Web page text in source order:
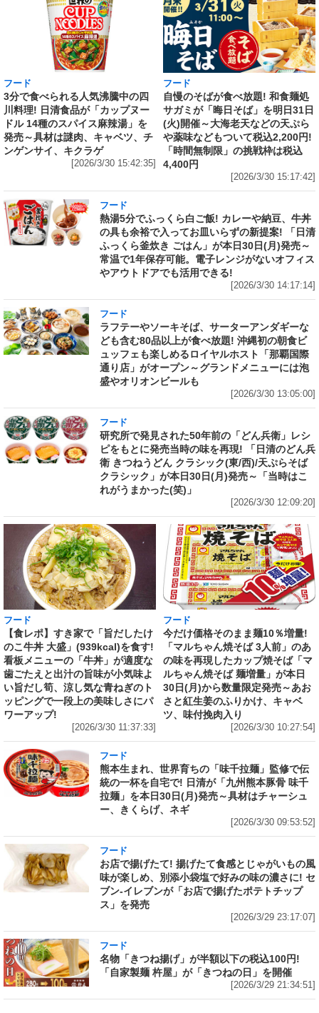
フード
3分で食べられる人気沸騰中の四
川料理! 日清食品が「カップヌー
ドル 14種のスパイス麻辣湯」を
発売～具材は謎肉、キャベツ、チ
ンゲンサイ、キクラゲ
[2026/3/30 15:42:35]
フード
自慢のそばが食べ放題! 和食麺処
サガミが「晦日そば」を明日31日
(火)開催～大海老天などの天ぷら
や薬味などもついて税込2,200円!
「時間無制限」の挑戦枠は税込
4,400円
[2026/3/30 15:17:42]
フード
熱湯5分でふっくら白ご飯! カレーや納豆、牛丼
の具も余裕で入ってお皿いらずの新提案! 「日清
ふっくら釜炊き ごはん」が本日30日(月)発売～
常温で1年保存可能。電子レンジがないオフィス
やアウトドアでも活用できる!
[2026/3/30 14:17:14]
フード
ラフテーやソーキそば、サーターアンダギーな
ども含む80品以上が食べ放題! 沖縄初の朝食ビ
ュッフェも楽しめるロイヤルホスト「那覇国際
通り店」がオープン～グランドメニューには泡
盛やオリオンビールも
[2026/3/30 13:05:00]
フード
研究所で発見された50年前の「どん兵衛」レシ
ピをもとに発売当時の味を再現! 「日清のどん兵
衛 きつねうどん クラシック(東/西)/天ぷらそば
クラシック」が本日30日(月)発売～「当時はこ
れがうまかった(笑)」
[2026/3/30 12:09:20]
フード
【食レポ】すき家で「旨だしたけ
のこ牛丼 大盛」(939kcal)を食す!
看板メニューの「牛丼」が適度な
歯ごたえと出汁の旨味が小気味よ
い旨だし筍、涼し気な青ねぎのト
ッピングで一段上の美味しさにパ
ワーアップ!
[2026/3/30 11:37:33]
フード
今だけ価格そのまま麺10％増量!
「マルちゃん焼そば 3人前」のあ
の味を再現したカップ焼そば「マ
ルちゃん焼そば 麺増量」が本日
30日(月)から数量限定発売～あお
さと紅生姜のふりかけ、キャベ
ツ、味付挽肉入り
[2026/3/30 10:27:54]
フード
熊本生まれ、世界育ちの「味千拉麺」監修で伝
統の一杯を自宅で! 日清が「九州熊本豚骨 味千
拉麺」を本日30日(月)発売～具材はチャーシュ
ー、きくらげ、ネギ
[2026/3/30 09:53:52]
フード
お店で揚げたて! 揚げたて食感とじゃがいもの風
味が楽しめ、別添小袋塩で好みの味の濃さに! セ
ブン‐イレブンが「お店で揚げたポテトチップ
ス」を発売
[2026/3/29 23:17:07]
フード
名物「きつね揚げ」が半額以下の税込100円!
「自家製麺 杵屋」が「きつねの日」を開催
[2026/3/29 21:34:51]